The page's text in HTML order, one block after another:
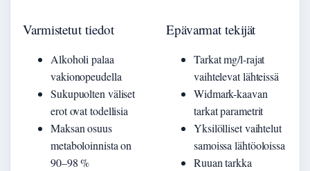
Varmistetut tiedot
Alkoholi palaa
vakionopeudella
Sukupuolten väliset
erot ovat todellisia
Maksan osuus
metaboloinnista on
90–98 %
Epävarmat tekijät
Tarkat mg/l-rajat
vaihtelevat lähteissä
Widmark-kaavan
tarkat parametrit
Yksilölliset vaihtelut
samoissa lähtöoloissa
Ruuan tarkka